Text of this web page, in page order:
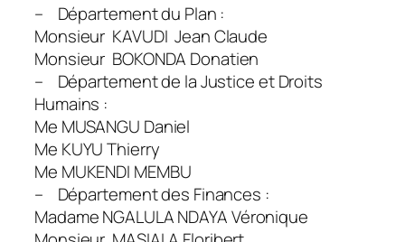
– Département du Plan :
Monsieur KAVUDI Jean Claude
Monsieur BOKONDA Donatien
– Département de la Justice et Droits
Humains :
Me MUSANGU Daniel
Me KUYU Thierry
Me MUKENDI MEMBU
– Département des Finances :
Madame NGALULA NDAYA Véronique